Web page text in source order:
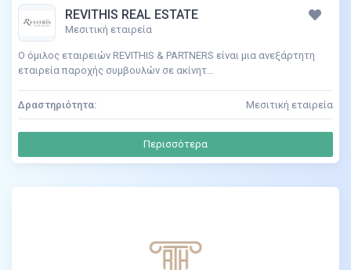
REVITHIS REAL ESTATE
Μεσιτική εταιρεία
Ο όμιλος εταιρειών REVITHIS & PARTNERS είναι μια ανεξάρτητη
εταιρεία παροχής συμβουλών σε ακίνητ...
Δραστηριότητα: Μεσιτική εταιρεία
Περισσότερα